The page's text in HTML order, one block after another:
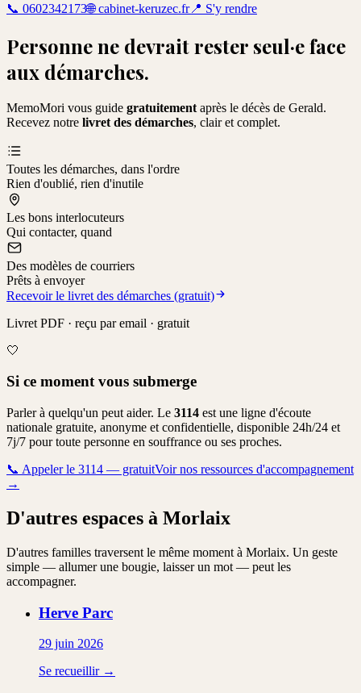
📞 0602342173🌐 cabinet-keruzec.fr📍 S'y rendre
Personne ne devrait rester seul·e face
aux démarches.
MemoMori vous guide gratuitement après le décès de Gerald.
Recevez notre livret des démarches, clair et complet.
Toutes les démarches, dans l'ordre
Rien d'oublié, rien d'inutile
Les bons interlocuteurs
Qui contacter, quand
Des modèles de courriers
Prêts à envoyer
Recevoir le livret des démarches (gratuit)
Livret PDF · reçu par email · gratuit
🤍
Si ce moment vous submerge
Parler à quelqu'un peut aider. Le 3114 est une ligne d'écoute
nationale gratuite, anonyme et confidentielle, disponible 24h/24 et
7j/7 pour toute personne en souffrance ou ses proches.
📞 Appeler le 3114 — gratuitVoir nos ressources d'accompagnement
→
D'autres espaces à Morlaix
D'autres familles traversent le même moment à Morlaix. Un geste
simple — allumer une bougie, laisser un mot — peut les
accompagner.
Herve Parc
29 juin 2026
Se recueillir →